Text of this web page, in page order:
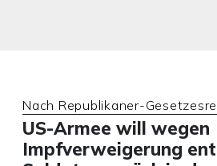
Nach Republikaner-
US-Armee will wegen
Impfverweigerung